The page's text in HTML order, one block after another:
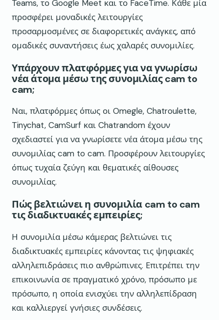
Teams, το Google Meet και το FaceTime. Κάθε μία
προσφέρει μοναδικές λειτουργίες
προσαρμοσμένες σε διαφορετικές ανάγκες, από
ομαδικές συναντήσεις έως χαλαρές συνομιλίες.
Υπάρχουν πλατφόρμες για να γνωρίσω
νέα άτομα μέσω της συνομιλίας cam to
cam;
Ναι, πλατφόρμες όπως οι Omegle, Chatroulette,
Tinychat, CamSurf και Chatrandom έχουν
σχεδιαστεί για να γνωρίσετε νέα άτομα μέσω της
συνομιλίας cam to cam. Προσφέρουν λειτουργίες
όπως τυχαία ζεύγη και θεματικές αίθουσες
συνομιλίας.
Πώς βελτιώνει η συνομιλία cam to cam
τις διαδικτυακές εμπειρίες;
Η συνομιλία μέσω κάμερας βελτιώνει τις
διαδικτυακές εμπειρίες κάνοντας τις ψηφιακές
αλληλεπιδράσεις πιο ανθρώπινες. Επιτρέπει την
επικοινωνία σε πραγματικό χρόνο, πρόσωπο με
πρόσωπο, η οποία ενισχύει την αλληλεπίδραση
και καλλιεργεί γνήσιες συνδέσεις.